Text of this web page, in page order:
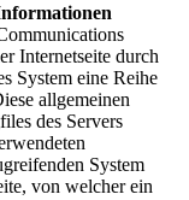
Internetseite durch
System eine Reihe
allgemeinen
des Servers
System
von welcher ein